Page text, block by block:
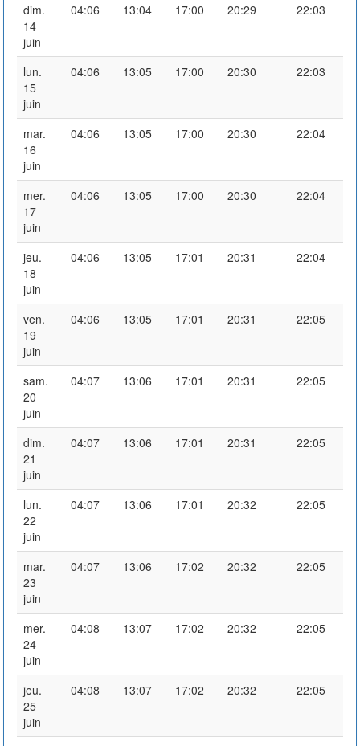
dim.
14
juin
04:06 13:04 17:00 20:29 22:03
lun.
15
juin
04:06 13:05 17:00 20:30 22:03
mar.
16
juin
04:06 13:05 17:00 20:30 22:04
mer.
17
juin
04:06 13:05 17:00 20:30 22:04
jeu.
18
juin
04:06 13:05 17:01 20:31 22:04
ven.
19
juin
04:06 13:05 17:01 20:31 22:05
sam.
20
juin
04:07 13:06 17:01 20:31 22:05
dim.
21
juin
04:07 13:06 17:01 20:31 22:05
lun.
22
juin
04:07 13:06 17:01 20:32 22:05
mar.
23
juin
04:07 13:06 17:02 20:32 22:05
mer.
24
juin
04:08 13:07 17:02 20:32 22:05
jeu.
25
juin
04:08 13:07 17:02 20:32 22:05